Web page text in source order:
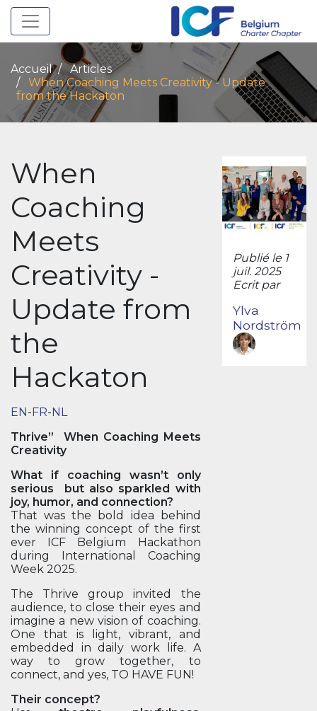
Toggle navigation
Accueil
Articles
When Coaching Meets Creativity - Update
from the Hackaton
When
Coaching
Meets
Creativity -
Update from
the
Hackaton
EN-FR-NL
Thrive” When Coaching Meets
Creativity
What if coaching wasn’t only
serious but also sparkled with
joy, humor, and connection?
That was the bold idea behind
the winning concept of the first
ever ICF Belgium Hackathon
during International Coaching
Week 2025.
The Thrive group invited the
audience, to close their eyes and
imagine a new vision of coaching.
One that is light, vibrant, and
embedded in daily work life. A
way to grow together, to
connect, and yes, TO HAVE FUN!
Their concept?
Publié le 1
juil. 2025
Ecrit par
Ylva
Nordström